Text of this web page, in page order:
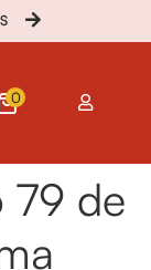
0
79 de